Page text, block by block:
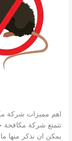
اهم مميزات شركة
تتمتع شركة مكافحة
يمكن ان نذكر منها